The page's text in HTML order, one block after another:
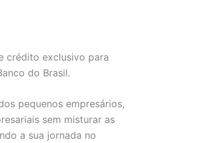
crédito exclusivo para
do Brasil.
pequenos empresários,
sem misturar as
a sua jornada no